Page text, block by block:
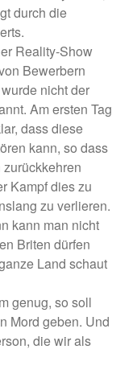
durch die
Reality-Show
Bewerbern
nicht der
Am ersten Tag
dass diese
kann, so dass
Kampf dies zu
zu verlieren.
kann man nicht
Briten dürfen
Land schaut
genug, so soll
Mord geben. Und
die wir als